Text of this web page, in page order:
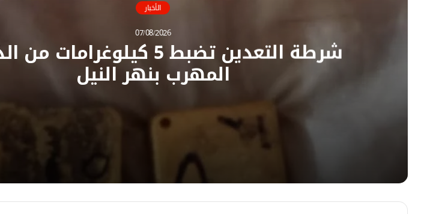
الأخبار
07/08/2026
شرطة التعدين تضبط 5
المهرب بنهر النيل